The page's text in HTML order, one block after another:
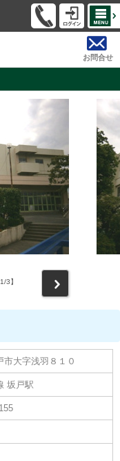
お問合せ
1/3】
市大字浅羽８１０
坂戸駅